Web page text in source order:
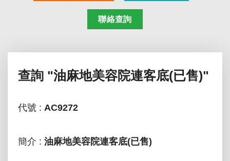
聯絡查詢
查詢 "油麻地美容院連客底(已售)"
代號 : AC9272
簡介 : 油麻地美容院連客底(已售)